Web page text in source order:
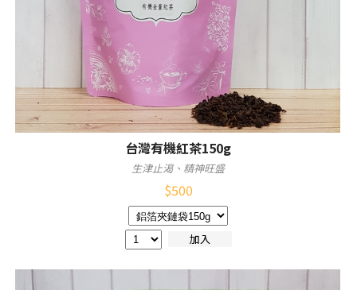
台灣有機紅茶150g
生津止渴、精神旺盛
$500
加入